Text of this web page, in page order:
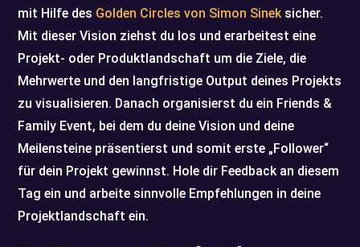
mit Hilfe des Golden Circles von Simon Sineksicher.
Mit dieser Vision ziehst du los und erarbeitest eine
Projekt- oder Produktlandschaft um die Ziele, die
Mehrwerte und den langfristige Output deines Projekts
zu visualisieren. Danach organisierst du ein Friends &
Family Event, bei dem du deine Vision und deine
Meilensteine präsentierst und somit erste „Follower“
für dein Projekt gewinnst. Hole dir Feedback an diesem
Tag ein und arbeite sinnvolle Empfehlungen in deine
Projektlandschaft ein.